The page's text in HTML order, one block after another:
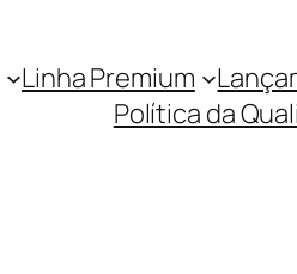
Linha Premium
Política da